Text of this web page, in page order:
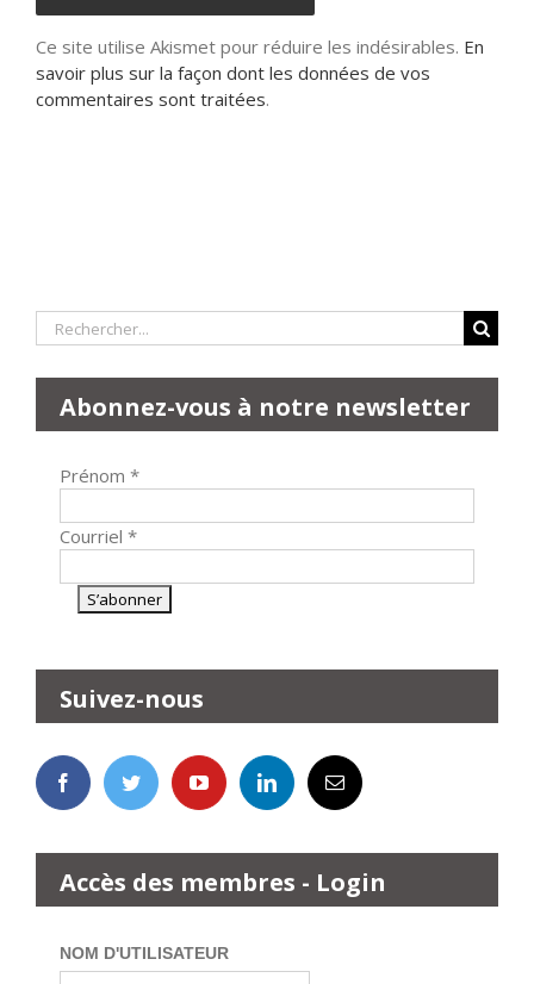
Ce site utilise Akismet pour réduire les indésirables. En
savoir plus sur la façon dont les données de vos
commentaires sont traitées.
Rechercher:
Abonnez-vous à notre newsletter
Prénom *
Courriel *
Suivez-nous
Accès des membres - Login
NOM D'UTILISATEUR